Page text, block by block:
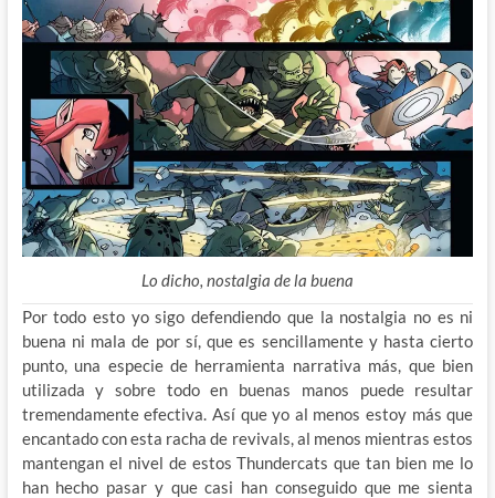
Lo dicho, nostalgia de la buena
Por todo esto yo sigo defendiendo que la nostalgia no es ni
buena ni mala de por sí, que es sencillamente y hasta cierto
punto, una especie de herramienta narrativa más, que bien
utilizada y sobre todo en buenas manos puede resultar
tremendamente efectiva. Así que yo al menos estoy más que
encantado con esta racha de revivals, al menos mientras estos
mantengan el nivel de estos Thundercats que tan bien me lo
han hecho pasar y que casi han conseguido que me sienta